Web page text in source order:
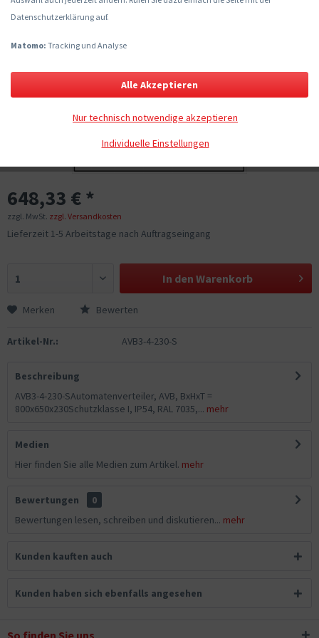
648,33 € *
zzgl. MwSt. zzgl. Versandkosten
Lieferzeit 1-5 Arbeitstage nach Auftragseingang
In den Warenkorb
Merken Bewerten
Artikel-Nr.: AVB3-4-230-S
Beschreibung
AVB3-4-230-SAutomatenverteiler, AVB, BxHxT =
800x650x230Schutzklasse I, IP54, RAL 7035,... mehr
Medien
Hier finden Sie alle Medien zum Artikel. mehr
Bewertungen
0
Bewertungen lesen, schreiben und diskutieren... mehr
Kunden kauften auch
Kunden haben sich ebenfalls angesehen
Datenschutzerklärung auf.
Matomo: Tracking und Analyse
Individuelle Einstellungen
Nur technisch notwendige akzeptieren
Alle Akzeptieren